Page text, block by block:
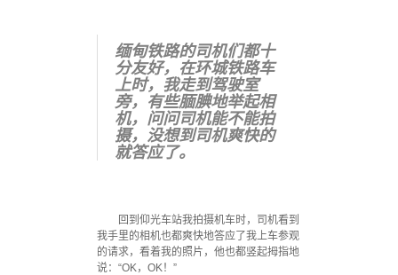
缅甸铁路的司机们都十
分友好，在环城铁路车
上时，我走到驾驶室
旁，有些腼腆地举起相
机，问问司机能不能拍
摄，没想到司机爽快的
就答应了。
回到仰光车站我拍摄机车时，司机看到
我手里的相机也都爽快地答应了我上车参观
的请求，看着我的照片，他也都竖起拇指地
说：“OK，OK！”